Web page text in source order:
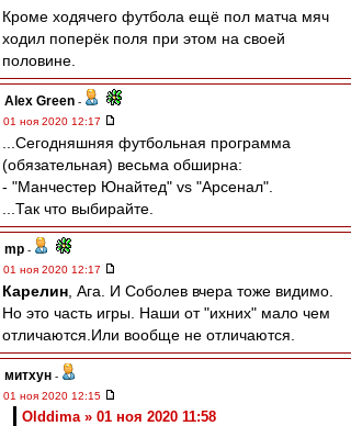
Кроме ходячего футбола ещё пол матча мяч
ходил поперёк поля при этом на своей
половине.
Alex Green -
01 ноя 2020 12:17
...Сегодняшняя футбольная программа
(обязательная) весьма обширна:
- "Манчестер Юнайтед" vs "Арсенал".
...Так что выбирайте.
mp -
01 ноя 2020 12:17
Карелин , Ага. И Соболев вчера тоже видимо.
Но это часть игры. Наши от "ихних" мало чем
отличаются.Или вообще не отличаются.
митхун -
01 ноя 2020 12:15
Olddima » 01 ноя 2020 11:58